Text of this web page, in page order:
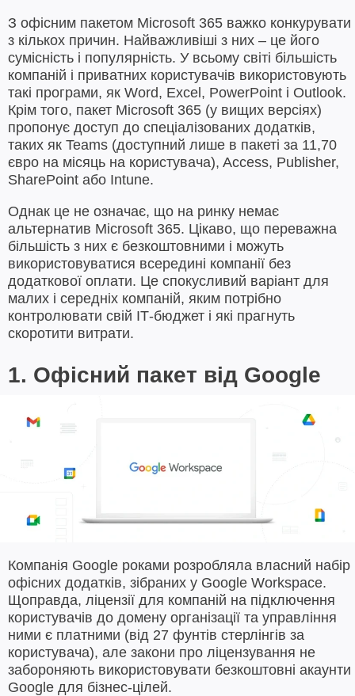
З офісним пакетом Microsoft 365 важко конкурувати
з кількох причин. Найважливіші з них – це його
сумісність і популярність. У всьому світі більшість
компаній і приватних користувачів використовують
такі програми, як Word, Excel, PowerPoint і Outlook.
Крім того, пакет Microsoft 365 (у вищих версіях)
пропонує доступ до спеціалізованих додатків,
таких як Teams (доступний лише в пакеті за 11,70
євро на місяць на користувача), Access, Publisher,
SharePoint або Intune.
Однак це не означає, що на ринку немає
альтернатив Microsoft 365. Цікаво, що переважна
більшість з них є безкоштовними і можуть
використовуватися всередині компанії без
додаткової оплати. Це спокусливий варіант для
малих і середніх компаній, яким потрібно
контролювати свій ІТ-бюджет і які прагнуть
скоротити витрати.
1. Офісний пакет від Google
Компанія Google роками розробляла власний набір
офісних додатків, зібраних у Google Workspace.
Щоправда, ліцензії для компаній на підключення
користувачів до домену організації та управління
ними є платними (від 27 фунтів стерлінгів за
користувача), але закони про ліцензування не
забороняють використовувати безкоштовні акаунти
Google для бізнес-цілей.